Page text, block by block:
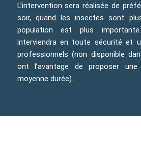
L’intervention sera réalisée de
soir, quand les insectes sont
population est plus
interviendra en toute sécurité et
professionnels (non disponible
ont l’avantage de proposer une
moyenne durée).